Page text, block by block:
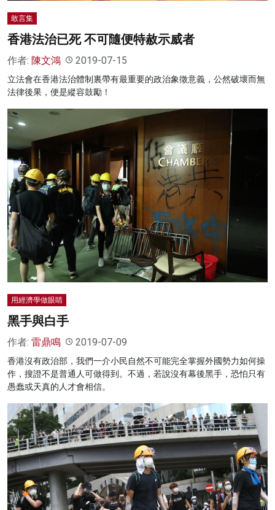
敢言集
香港法治已死 不可隨便特赦示威者
作者: 陳文鴻 2019-07-15
立法會在香港法治體制裏帶有最重要的政治象徵意義，公然破壞而無
法律後果，便是縱容鼓勵！
用經濟學做眼睛
黑手與白手
作者: 雷鼎鳴 2019-07-09
香港沒有政治部，我們一介小民自然不可能完全掌握外國勢力如何操
作，搜證不是普通人可做得到。不過，若說沒有幕後黑手，恐怕只有
愚蠢或天真的人才會相信。